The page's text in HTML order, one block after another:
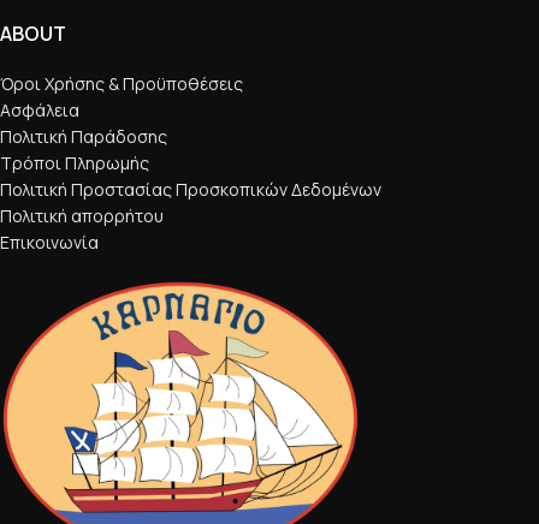
ABOUT
Όροι Χρήσης & Προϋποθέσεις
Ασφάλεια
Πολιτική Παράδοσης
Τρόποι Πληρωμής
Πολιτική Προστασίας Προσκοπικών Δεδομένων
Πολιτική απορρήτου
Επικοινωνία